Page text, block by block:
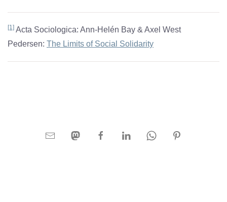
[1] Acta Sociologica: Ann-Helén Bay & Axel West
Pedersen: The Limits of Social Solidarity